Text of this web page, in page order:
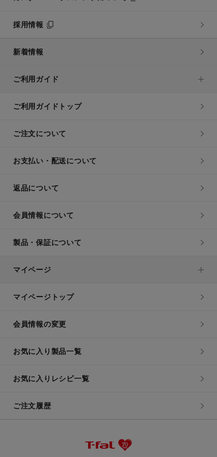
採用情報
新着情報
ご利用ガイド
ご利用ガイドトップ
ご注文について
お支払い・配送について
返品について
会員情報について
製品・保証について
マイページ
マイページトップ
会員情報の変更
お気に入り製品一覧
お気に入りレシピ一覧
ご注文履歴